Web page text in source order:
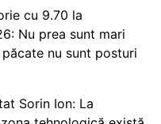
cu 9.70 la
Nu prea sunt mari
nu sunt posturi
Sorin Ion: La